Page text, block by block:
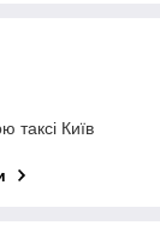
таксі Київ